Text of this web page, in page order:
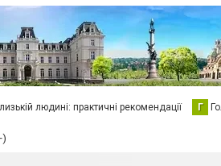
людині: практичні рекомендації Г